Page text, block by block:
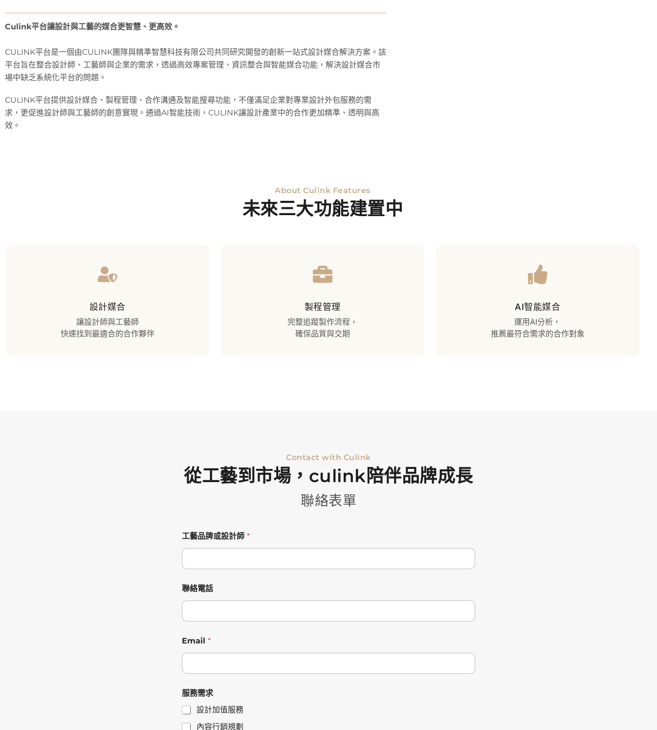
Culink平台讓設計與工藝的媒合更智慧、更高效。
CULINK平台是一個由CULINK團隊與精準智慧科技有限公司共同研究開發的創新一站式設計媒合解決方案。該
平台旨在整合設計師、工藝師與企業的需求，透過高效專案管理、資訊整合與智能媒合功能，解決設計媒合市
場中缺乏系統化平台的問題。
CULINK平台提供設計媒合、製程管理、合作溝通及智能搜尋功能，不僅滿足企業對專業設計外包服務的需
求，更促進設計師與工藝師的創意實現。通過AI智能技術，CULINK讓設計產業中的合作更加精準、透明與高
效。
About Culink Features
未來三大功能建置中
設計媒合
讓設計師與工藝師
快速找到最適合的合作夥伴
製程管理
完整追蹤製作流程，
確保品質與交期
AI智能媒合
運用AI分析，
推薦最符合需求的合作對象
Contact with Culink
從工藝到市場，culink陪伴品牌成長
聯絡表單
工藝品牌或設計師 *
聯絡電話
務
需
聯
電
話
工
藝
品
Email *
服務需求
設計加值服務
內容行銷規劃